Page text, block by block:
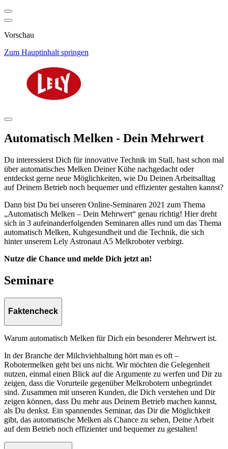
Vorschau
Zum Hauptinhalt springen
Automatisch Melken - Dein Mehrwert
Du interessierst Dich für innovative Technik im Stall, hast schon mal
über automatisches Melken Deiner Kühe nachgedacht oder
entdeckst gerne neue Möglichkeiten, wie Du Deinen Arbeitsalltag
auf Deinem Betrieb noch bequemer und effizienter gestalten kannst?
Dann bist Du bei unseren Online-Seminaren 2021 zum Thema
„Automatisch Melken – Dein Mehrwert“ genau richtig! Hier dreht
sich in 3 aufeinanderfolgenden Seminaren alles rund um das Thema
automatisch Melken, Kuhgesundheit und die Technik, die sich
hinter unserem Lely Astronaut A5 Melkroboter verbirgt.
Nutze die Chance und melde Dich jetzt an!
Seminare
Faktencheck
Warum automatisch Melken für Dich ein besonderer Mehrwert ist.
In der Branche der Milchviehhaltung hört man es oft –
Robotermelken geht bei uns nicht. Wir möchten die Gelegenheit
nutzen, einmal einen Blick auf die Argumente zu werfen und Dir zu
zeigen, dass die Vorurteile gegenüber Melkrobotern unbegründet
sind. Zusammen mit unseren Kunden, die Dich verstehen und Dir
zeigen können, dass Du mehr aus Deinem Betrieb machen kannst,
als Du denkst. Ein spannendes Seminar, das Dir die Möglichkeit
gibt, das automatische Melken als Chance zu sehen, Deine Arbeit
auf dem Betrieb noch effizienter und bequemer zu gestalten!